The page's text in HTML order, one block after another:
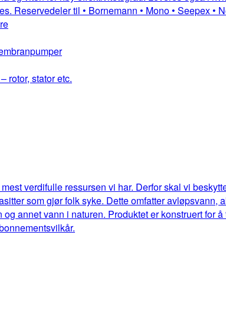
Reservedeler til • Bornemann • Mono • Seepex •
rotor, stator etc.
verdifulle ressursen vi har. Derfor skal vi
som gjør folk syke. Dette omfatter avløpsvann,
annet vann i naturen. Produktet er konstruert for